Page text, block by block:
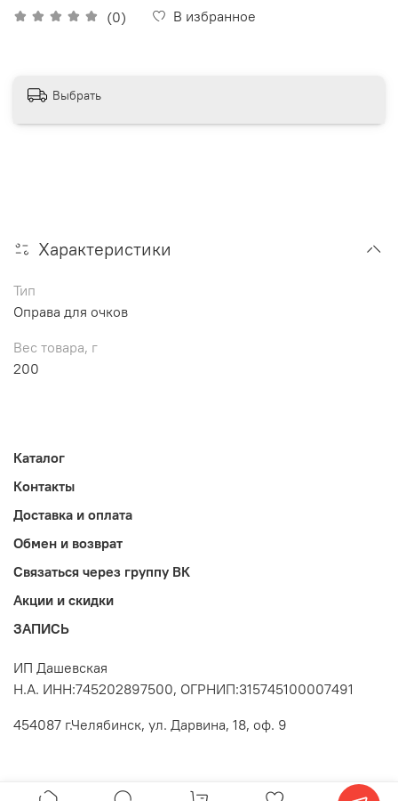
(0) В избранное
Выбрать
Характеристики
Тип
Оправа для очков
Вес товара, г
200
Каталог
Контакты
Доставка и оплата
Обмен и возврат
Связаться через группу ВК
Акции и скидки
ЗАПИСЬ
ИП Дашевская
Н.А. ИНН:745202897500, ОГРНИП:315745100007491
454087 г.Челябинск, ул. Дарвина, 18, оф. 9